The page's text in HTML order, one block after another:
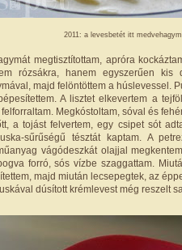
2011: a levesbetét itt
megtisztítottam, apróra
rózsákra, hanem egyszerűen kis
majd felöntöttem a húslevessel.
A lisztet elkevertem a
Megkóstoltam, sóval és
a tojást felvertem, egy csipet sót
sűrűségű tésztát kaptam. A
vágódeszkát olajjal
forró, sós vízbe szaggattam.
majd miután lecsepegtek, az
dúsított krémlevest még reszelt